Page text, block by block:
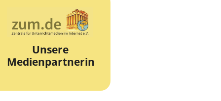
Unsere
Medienpartnerin
Die Zentrale für
zur Webseite